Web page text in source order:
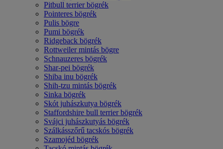
Pitbull terrier bögrék
Pointeres bögrék
Pulis bögre
Pumi bögrék
Ridgeback bögrék
Rottweiler mintás bögre
Schnauzeres bögrék
Shar-pei bögrék
Shiba inu bögrék
Shih-tzu mintás bögrék
Sinka bögrék
Skót juhászkutya bögrék
Staffordshire bull terrier bögrék
Svájci juhászkutyás bögrék
Szálkásszőrű tacskós bögrék
Szamojéd bögrék